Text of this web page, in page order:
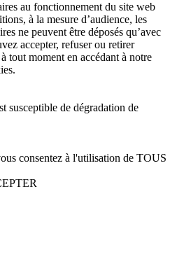
au fonctionnement du site web
à la mesure d’audience, les
ne peuvent être déposés qu’avec
accepter, refuser ou retirer
tout moment en accédant à notre
susceptible de dégradation de
consentez à l'utilisation de TOUS